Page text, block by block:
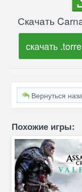
Скачать
скачать
Вернуться
Похожие игры: